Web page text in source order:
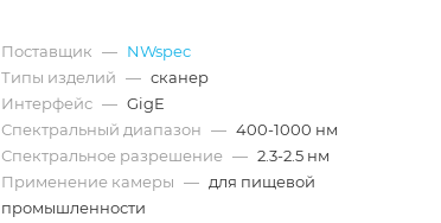
Поставщик — NWspec
Типы изделий — сканер
Интерфейс — GigE
Спектральный диапазон — 400-1000 нм
Спектральное разрешение — 2.3-2.5 нм
Применение камеры — для пищевой
промышленности